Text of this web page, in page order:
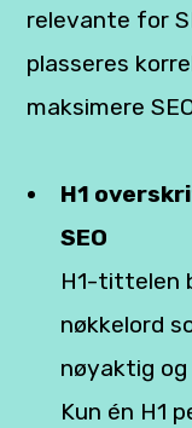
relevante for
plasseres
maksimere
H1
SEO
H1-tittelen
nøkkelord
nøyaktig
Kun én H1